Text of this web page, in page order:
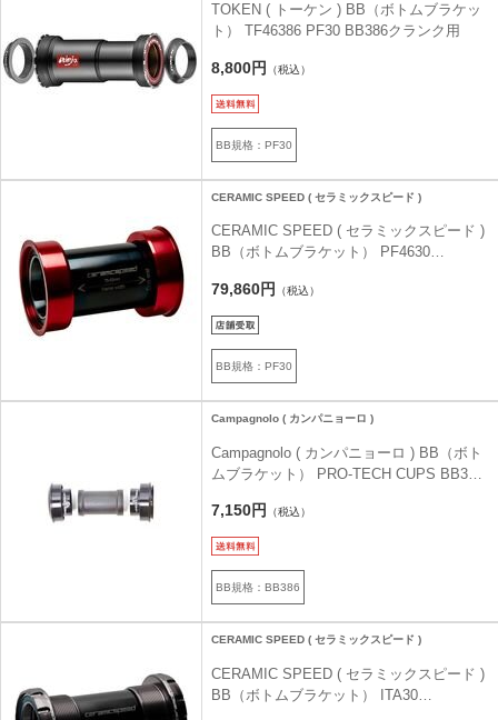
TOKEN ( トーケン ) BB（ボトムブラケッ
ト） TF46386 PF30 BB386クランク用
8,800円 （税込）
BB規格：PF30
CERAMIC SPEED ( セラミックスピード )
CERAMIC SPEED ( セラミックスピード )
BB（ボトムブラケット） PF4630
79,860円 （税込）
BB規格：PF30
Campagnolo ( カンパニョーロ )
Campagnolo ( カンパニョーロ ) BB（ボト
ムブラケット） PRO-TECH CUPS BB386
7,150円 （税込）
BB規格：BB386
CERAMIC SPEED ( セラミックスピード )
CERAMIC SPEED ( セラミックスピード )
BB（ボトムブラケット） ITA30